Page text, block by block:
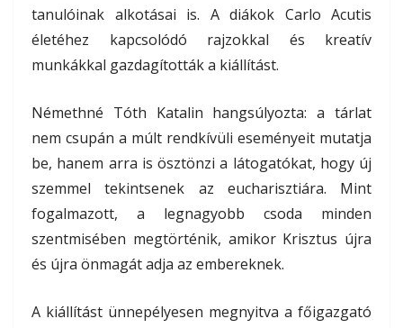
tanulóinak alkotásai is. A diákok Carlo Acutis
életéhez kapcsolódó rajzokkal és kreatív
munkákkal gazdagították a kiállítást.
Némethné Tóth Katalin hangsúlyozta: a tárlat
nem csupán a múlt rendkívüli eseményeit mutatja
be, hanem arra is ösztönzi a látogatókat, hogy új
szemmel tekintsenek az eucharisztiára. Mint
fogalmazott, a legnagyobb csoda minden
szentmisében megtörténik, amikor Krisztus újra
és újra önmagát adja az embereknek.
A kiállítást ünnepélyesen megnyitva a főigazgató